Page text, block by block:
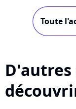
Toute